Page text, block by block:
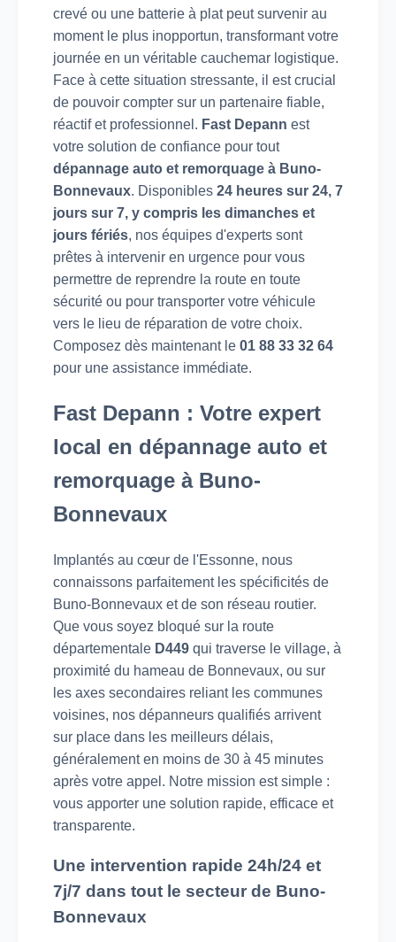
crevé ou une batterie à plat peut survenir au
moment le plus inopportun, transformant votre
journée en un véritable cauchemar logistique.
Face à cette situation stressante, il est crucial
de pouvoir compter sur un partenaire fiable,
réactif et professionnel. Fast Depann est
votre solution de confiance pour tout
dépannage auto et remorquage à Buno-
Bonnevaux. Disponibles 24 heures sur 24, 7
jours sur 7, y compris les dimanches et
jours fériés, nos équipes d'experts sont
prêtes à intervenir en urgence pour vous
permettre de reprendre la route en toute
sécurité ou pour transporter votre véhicule
vers le lieu de réparation de votre choix.
Composez dès maintenant le 01 88 33 32 64
pour une assistance immédiate.
Fast Depann : Votre expert
local en dépannage auto et
remorquage à Buno-
Bonnevaux
Implantés au cœur de l'Essonne, nous
connaissons parfaitement les spécificités de
Buno-Bonnevaux et de son réseau routier.
Que vous soyez bloqué sur la route
départementale D449 qui traverse le village, à
proximité du hameau de Bonnevaux, ou sur
les axes secondaires reliant les communes
voisines, nos dépanneurs qualifiés arrivent
sur place dans les meilleurs délais,
généralement en moins de 30 à 45 minutes
après votre appel. Notre mission est simple :
vous apporter une solution rapide, efficace et
transparente.
Une intervention rapide 24h/24 et
7j/7 dans tout le secteur de Buno-
Bonnevaux